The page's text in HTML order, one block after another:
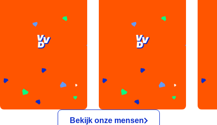
Bekijk onze mensen